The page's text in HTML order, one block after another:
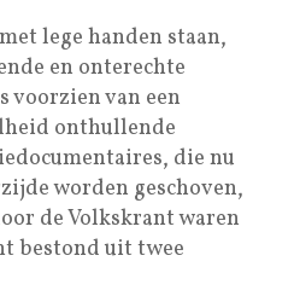
lege handen staan,
en onterechte
voorzien van een
onthullende
die nu
worden geschoven,
de Volkskrant waren
bestond uit twee